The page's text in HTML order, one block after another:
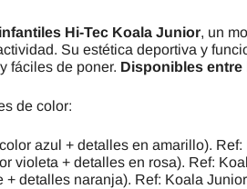
Hi-Tec Koala Junior, un
Su estética deportiva y
fáciles de poner. Disponibles entre
de color:
azul + detalles en amarillo).
violeta + detalles en rosa). Ref:
+ detalles naranja). Ref: Koala